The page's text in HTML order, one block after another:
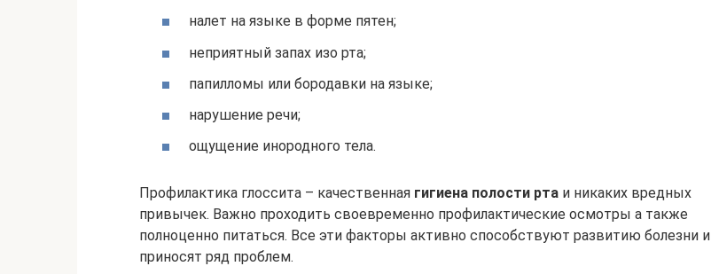
налет на языке в форме пятен;
неприятный запах изо рта;
папилломы или бородавки на языке;
нарушение речи;
ощущение инородного тела.
Профилактика глоссита – качественная гигиена полости рта и никаких вредных
привычек. Важно проходить своевременно профилактические осмотры а также
полноценно питаться. Все эти факторы активно способствуют развитию болезни и
приносят ряд проблем.